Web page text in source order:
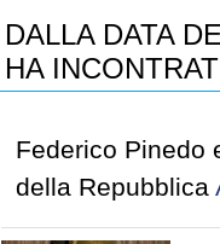
DALLA DATA
HA
Federico Pinedo
della Repubblica